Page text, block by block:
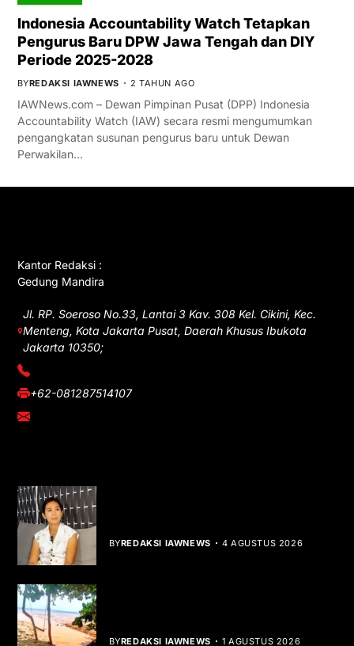
Indonesia Accountability Watch Tetapkan
Pengurus Baru DPW Jawa Tengah dan DIY
Periode 2025-2028
BYREDAKSI IAWNEWS 2 TAHUN AGO
IAWNews.com – Dewan Pimpinan Pusat (DPP) Indonesia
Accountability Watch (IAW) secara resmi mengumumkan
pengangkatan susunan pengurus baru untuk Dewan
Perwakilan…
Kantor Redaksi :
Gedung Mandira
Jl. RP. Soeroso No.33, Lantai 3 Kav. 308 Kel. Cikini, Kec.
Menteng, Kota Jakarta Pusat, Daerah Khusus Ibukota
Jakarta 10350;
(021) 3908026
+62-081287514107
adm@iawnews.com
BYREDAKSI IAWNEWS 4 AGUSTUS 2026
BYREDAKSI IAWNEWS 1 AGUSTUS 2026